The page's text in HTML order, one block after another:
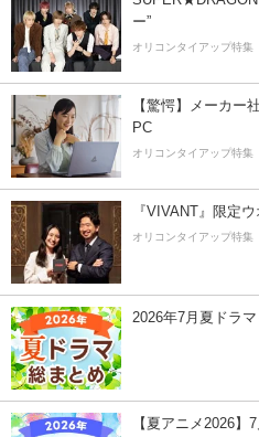
ー”
オリコンタイアップ特集
【驚愕】メーカー
PC
オリコンタイアップ特集
『VIVANT』限定
オリコンタイアップ特集
2026年7月夏ドラ
【夏アニメ2026】